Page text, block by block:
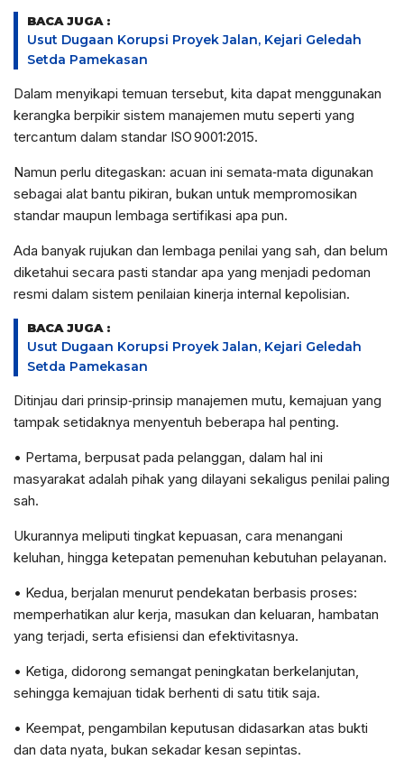
BACA JUGA :
Usut Dugaan Korupsi Proyek Jalan, Kejari Geledah
Setda Pamekasan
Dalam menyikapi temuan tersebut, kita dapat menggunakan
kerangka berpikir sistem manajemen mutu seperti yang
tercantum dalam standar ISO 9001:2015.
Namun perlu ditegaskan: acuan ini semata‑mata digunakan
sebagai alat bantu pikiran, bukan untuk mempromosikan
standar maupun lembaga sertifikasi apa pun.
Ada banyak rujukan dan lembaga penilai yang sah, dan belum
diketahui secara pasti standar apa yang menjadi pedoman
resmi dalam sistem penilaian kinerja internal kepolisian.
BACA JUGA :
Usut Dugaan Korupsi Proyek Jalan, Kejari Geledah
Setda Pamekasan
Ditinjau dari prinsip‑prinsip manajemen mutu, kemajuan yang
tampak setidaknya menyentuh beberapa hal penting.
• Pertama, berpusat pada pelanggan, dalam hal ini
masyarakat adalah pihak yang dilayani sekaligus penilai paling
sah.
Ukurannya meliputi tingkat kepuasan, cara menangani
keluhan, hingga ketepatan pemenuhan kebutuhan pelayanan.
• Kedua, berjalan menurut pendekatan berbasis proses:
memperhatikan alur kerja, masukan dan keluaran, hambatan
yang terjadi, serta efisiensi dan efektivitasnya.
• Ketiga, didorong semangat peningkatan berkelanjutan,
sehingga kemajuan tidak berhenti di satu titik saja.
• Keempat, pengambilan keputusan didasarkan atas bukti
dan data nyata, bukan sekadar kesan sepintas.